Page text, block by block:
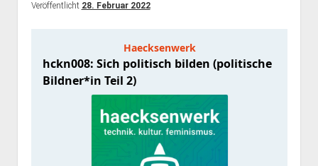
Veröffentlicht 28. Februar 2022